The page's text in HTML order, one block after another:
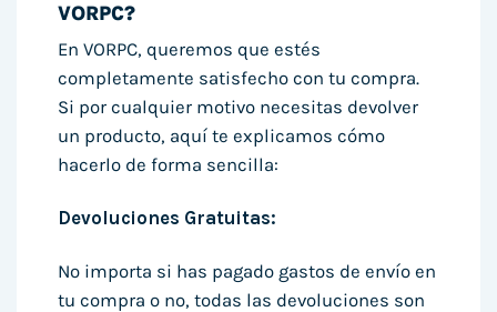
VORPC?
En VORPC, queremos que estés
completamente satisfecho con tu compra.
Si por cualquier motivo necesitas devolver
un producto, aquí te explicamos cómo
hacerlo de forma sencilla:
Devoluciones Gratuitas:
No importa si has pagado gastos de envío en
tu compra o no, todas las devoluciones son